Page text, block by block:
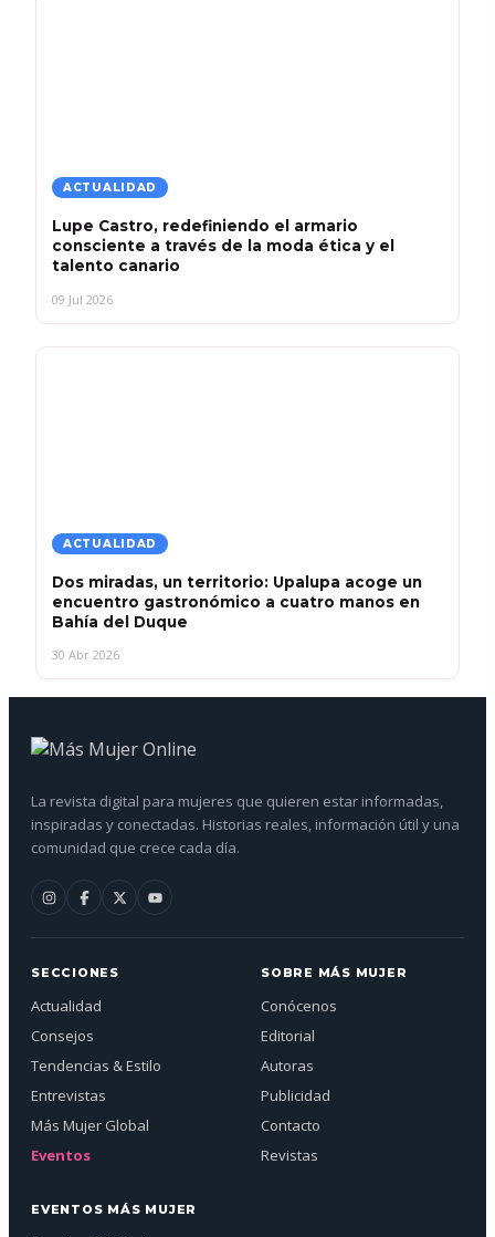
ACTUALIDAD
Lupe Castro, redefiniendo el armario
consciente a través de la moda ética y el
talento canario
09 Jul 2026
ACTUALIDAD
Dos miradas, un territorio: Upalupa acoge un
encuentro gastronómico a cuatro manos en
Bahía del Duque
30 Abr 2026
La revista digital para mujeres que quieren estar informadas,
inspiradas y conectadas. Historias reales, información útil y una
comunidad que crece cada día.
SECCIONES
Actualidad
Consejos
Tendencias & Estilo
Entrevistas
Más Mujer Global
Eventos
SOBRE MÁS MUJER
Conócenos
Editorial
Autoras
Publicidad
Contacto
Revistas
EVENTOS MÁS MUJER